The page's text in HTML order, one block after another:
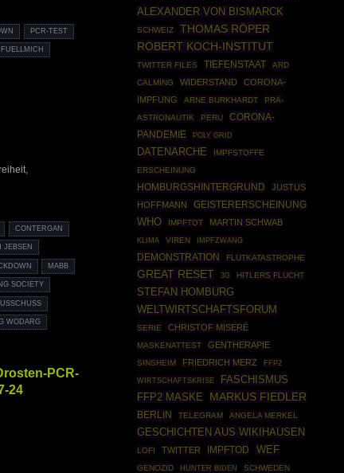
PCR-TEST
CONTERGAN
JEBSEN
MABB
SOCIETY
WODARG
PCR-
24
ALEXANDER VON BISMARCK
SCHWEIZ
THOMAS RÖPER
ROBERT KOCH-INSTITUT
TWITTER FILES TIEFENSTAAT
ARD
CALMING
WIDERSTAND
CORONA-
IMPFUNG
ARNE BURKHARDT
PRÄ-
ASTRONAUTIK
PERU
CORONA-
PANDEMIE
POLY GRID
DATENARCHE
IMPFSTOFFE
ERSCHEINUNG
HOMBURGSHINTERGRUND
JUSTUS
HOFFMANN
GEISTERERSCHEINUNG
WHO IMPFTOT MARTIN SCHWAB
KLIMA VIREN IMPFZWANG
DEMONSTRATION FLUTKATASTROPHE
GREAT RESET 3G HITLERS FLUCHT
STEFAN HOMBURG
WELTWIRTSCHAFTSFORUM
SERIE CHRISTOF MISERÉ
MASKENATTEST GENTHERAPIE
SINSHEIM FRIEDRICH MERZ
FFP2
WIRTSCHAFTSKRISE
FASCHISMUS
FFP2 MASKE
MARKUS FIEDLER
BERLIN TELEGRAM ANGELA MERKEL
GESCHICHTEN AUS WIKIHAUSEN
LOFI TWITTER IMPFTOD WEF
GENOZID HUNTER BIDEN SCHWEDEN